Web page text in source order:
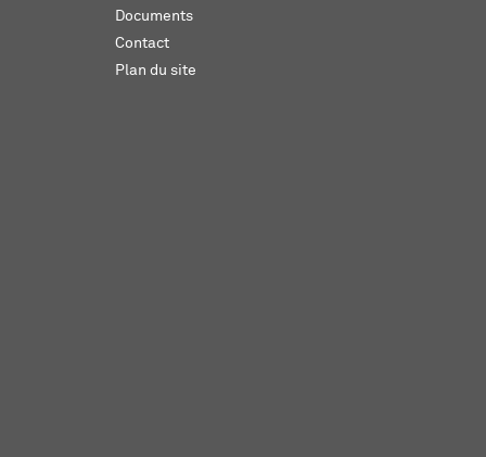
Documents
Contact
Plan du site